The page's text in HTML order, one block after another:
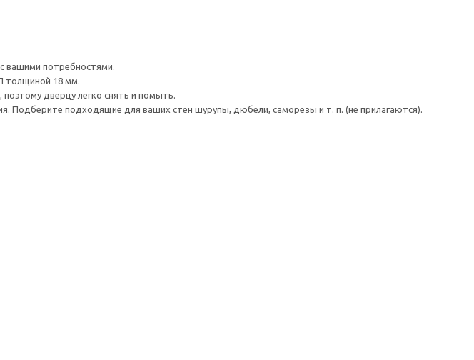
вашими потребностями.
толщиной 18 мм.
дверцу легко снять и помыть.
Подберите подходящие для ваших стен шурупы, дюбели, саморезы и т. п. (не прилагаются).